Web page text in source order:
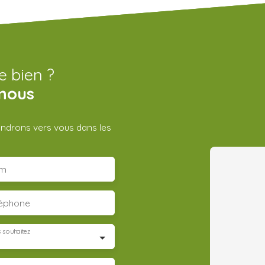
bien ?
vers vous dans les
souhaitez